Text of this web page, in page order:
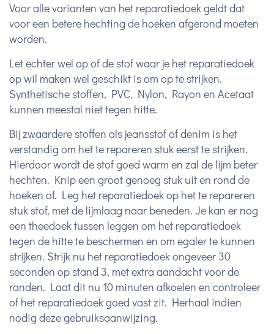
Voor alle varianten van het reparatiedoek geldt dat
voor een betere hechting de hoeken afgerond moeten
worden.
Let echter wel op of de stof waar je het reparatiedoek
op wil maken wel geschikt is om op te strijken.
Synthetische stoffen, PVC, Nylon, Rayon en Acetaat
kunnen meestal niet tegen hitte.
Bij zwaardere stoffen als jeansstof of denim is het
verstandig om het te repareren stuk eerst te strijken.
Hierdoor wordt de stof goed warm en zal de lijm beter
hechten. Knip een groot genoeg stuk uit en rond de
hoeken af. Leg het reparatiedoek op het te repareren
stuk stof, met de lijmlaag naar beneden. Je kan er nog
een theedoek tussen leggen om het reparatiedoek
tegen de hitte te beschermen en om egaler te kunnen
strijken. Strijk nu het reparatiedoek ongeveer 30
seconden op stand 3, met extra aandacht voor de
randen. Laat dit nu 10 minuten afkoelen en controleer
of het reparatiedoek goed vast zit. Herhaal indien
nodig deze gebruiksaanwijzing.